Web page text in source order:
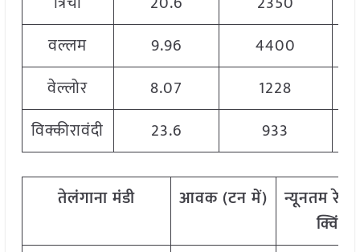
वल्लम
9.96
4400
वेल्लोर
8.07
1228
विक्कीरावंदी
23.6 933
तेलंगानामंडी आवक(टनमें) न्यूनतमरेट
क्विं.)